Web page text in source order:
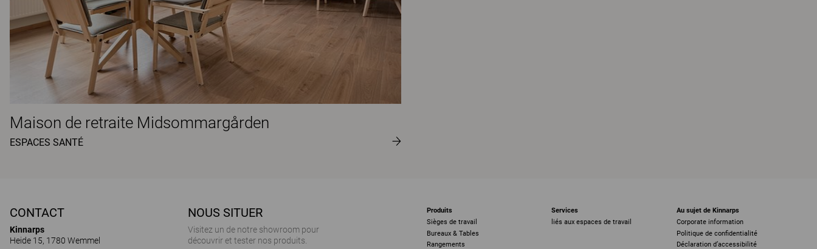
Maison de retraite Midsommargården
ESPACES SANTÉ
CONTACT
Kinnarps
Heide 15, 1780 Wemmel
NOUS SITUER
Visitez un de notre showroom pour
découvrir et tester nos produits.
Produits
Sièges de travail
Bureaux & Tables
Rangements
Services
liés aux espaces de travail
Au sujet de Kinnarps
Corporate information
Politique de confidentialité
Déclaration d’accessibilité